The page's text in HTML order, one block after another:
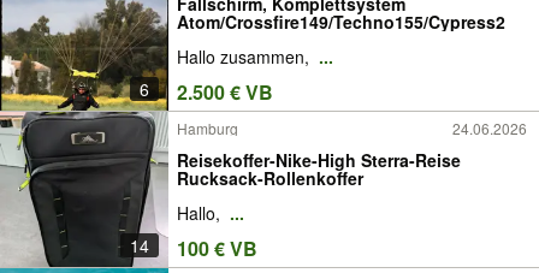
6
Atom/Crossfire149/Techno155/Cypress2
Hallo zusammen, ...
2.500 € VB
14
Hamburg 24.06.2026
Reisekoffer-Nike-High Sterra-Reise
Rucksack-Rollenkoffer
Hallo, ...
100 € VB